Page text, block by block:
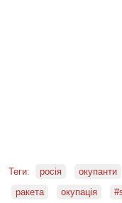
Теги: росія окупанти
ракета
окупація